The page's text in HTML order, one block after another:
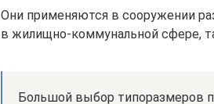
Они применяются в сооружении
в жилищно-коммунальной сфере,
Большой выбор типоразмеров